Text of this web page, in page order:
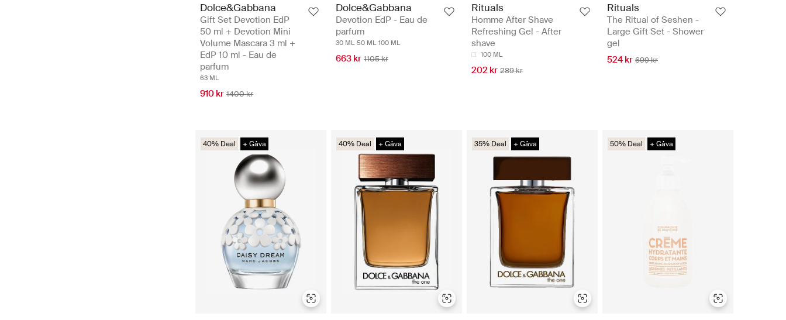
Dolce&Gabbana
Gift Set Devotion EdP
50 ml + Devotion Mini
Volume Mascara 3 ml +
EdP 10 ml - Eau de
parfum
63 ML
910 kr 1400 kr
Dolce&Gabbana
Devotion EdP - Eau de
parfum
30 ML 50 ML 100 ML
663 kr 1105 kr
Rituals
Homme After Shave
Refreshing Gel - After
shave
100 ML
202 kr 289 kr
Rituals
The Ritual of Seshen -
Large Gift Set - Shower
gel
524 kr 699 kr
40% Deal + Gåva 40% Deal + Gåva 35% Deal + Gåva 50% Deal + Gåva